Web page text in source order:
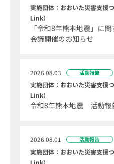
実施団体：おおいた災害支援
Link）
「令和8年熊本地震」に
会議開催のお知らせ
2026.08.03 活動報告
実施団体：おおいた災害支援
Link）
令和8年熊本地震 活動報
2026.08.01 活動報告
実施団体：おおいた災害支援
Link）